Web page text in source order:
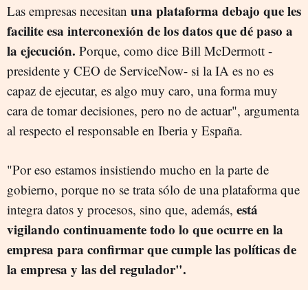
Las empresas necesitan una plataforma debajo que les
facilite esa interconexión de los datos que dé paso a
la ejecución. Porque, como dice Bill McDermott -
presidente y CEO de ServiceNow- si la IA es no es
capaz de ejecutar, es algo muy caro, una forma muy
cara de tomar decisiones, pero no de actuar", argumenta
al respecto el responsable en Iberia y España.
"Por eso estamos insistiendo mucho en la parte de
gobierno, porque no se trata sólo de una plataforma que
integra datos y procesos, sino que, además, está
vigilando continuamente todo lo que ocurre en la
empresa para confirmar que cumple las políticas de
la empresa y las del regulador".